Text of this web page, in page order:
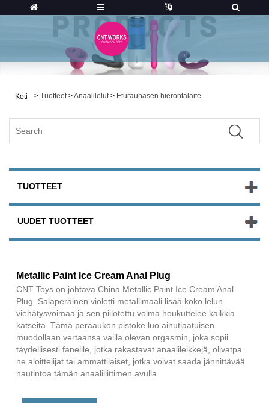
Koti > Tuotteet >Anaalilelut > Eturauhasen hierontalaite
TUOTTEET
UUDET TUOTTEET
Metallic Paint Ice Cream Anal Plug
CNT Toys on johtava China Metallic Paint Ice Cream Anal
Plug. Salaperäinen violetti metallimaali lisää koko lelun
viehätysvoimaa ja sen piilotettu voima houkuttelee kaikkia
katseita. Tämä peräaukon pistoke luo ainutlaatuisen
muodollaan vertaansa vailla olevan orgasmin, joka sopii
täydellisesti faneille, jotka rakastavat anaalileikkejä, olivatpa
ne aloittelijat tai ammattilaiset, jotka voivat saada jännittävää
nautintoa tämän anaaliliittimen avulla.